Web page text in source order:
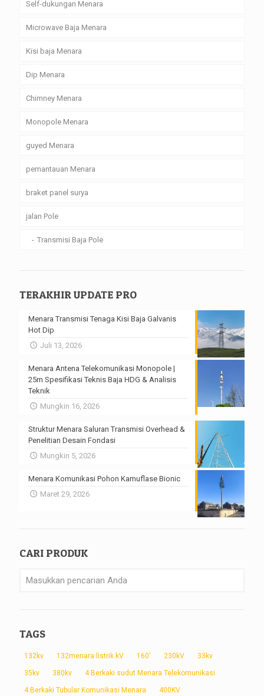
Self-dukungan Menara
Microwave Baja Menara
Kisi baja Menara
Dip Menara
Chimney Menara
Monopole Menara
guyed Menara
pemantauan Menara
braket panel surya
jalan Pole
Transmisi Baja Pole
TERAKHIR UPDATE PRO
Menara Transmisi Tenaga Kisi Baja Galvanis
Hot Dip
Juli 13, 2026
Menara Antena Telekomunikasi Monopole |
25m Spesifikasi Teknis Baja HDG & Analisis
Teknik
Mungkin 16, 2026
Struktur Menara Saluran Transmisi Overhead &
Penelitian Desain Fondasi
Mungkin 5, 2026
Menara Komunikasi Pohon Kamuflase Bionic
Maret 29, 2026
CARI PRODUK
TAGS
132kv 132menara listrik kV 160' 230kV 33kv
35kv 380kv 4 Berkaki sudut Menara Telekomunikasi
4 Berkaki Tubular Komunikasi Menara 400KV